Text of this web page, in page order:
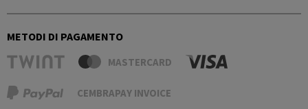
METODI DI PAGAMENTO
MASTERCARD
CEMBRAPAY INVOICE